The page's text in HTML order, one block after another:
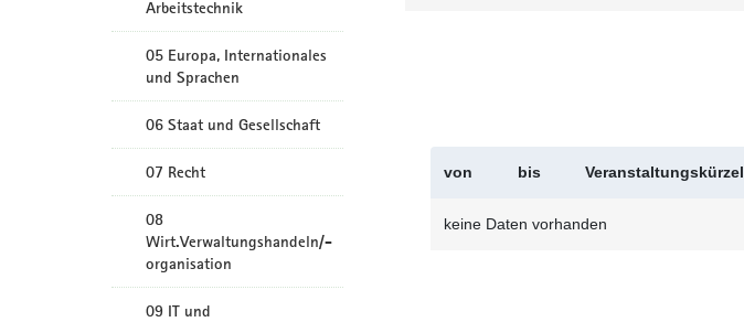
Arbeitstechnik
05 Europa, Internationales
und Sprachen
06 Staat und Gesellschaft
07 Recht
08
Wirt.Verwaltungshandeln/-
organisation
09 IT und
von bis Veranstaltungskürzel
keine Daten vorhanden